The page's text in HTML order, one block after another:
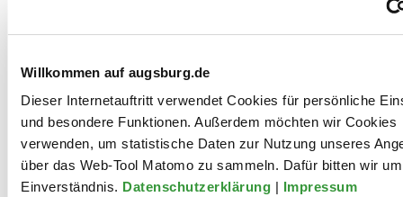
Willkommen auf augsburg.de
Dieser Internetauftritt verwendet Cookies für persönliche
und besondere Funktionen. Außerdem möchten wir Cookies
verwenden, um statistische Daten zur Nutzung unseres
über das Web-Tool Matomo zu sammeln. Dafür bitten wir
Einverständnis. Datenschutzerklärung | Impressum
Allgemeinen Gleichbehandlungsgesetz (AGG)
Diana Greif ist Rechtsanwältin und Beauftragte für
Diskriminierungsfragen bei der Zentralen
Antidiskriminierungsstelle der Stadt Augsburg. Nach einem
gemeinsamen Impuls stellt sie die Grundzüge des AGG vor
und weist auf Möglichkeiten sowie kritische
Problemstellungen aus der Praxis hin: Wo schützt das